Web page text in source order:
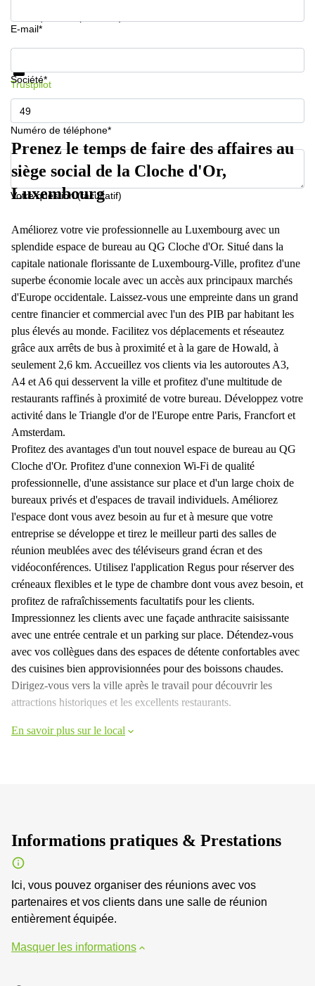
E-mail*
Société*
Numéro de téléphone*
Votre question (facultatif)
Informations et prix
Trustpilot
Prenez le temps de faire des affaires au
siège social de la Cloche d'Or,
Luxembourg
Améliorez votre vie professionnelle au Luxembourg avec un
splendide espace de bureau au QG Cloche d'Or. Situé dans la
capitale nationale florissante de Luxembourg-Ville, profitez d'une
superbe économie locale avec un accès aux principaux marchés
d'Europe occidentale. Laissez-vous une empreinte dans un grand
centre financier et commercial avec l'un des PIB par habitant les
plus élevés au monde. Facilitez vos déplacements et réseautez
grâce aux arrêts de bus à proximité et à la gare de Howald, à
seulement 2,6 km. Accueillez vos clients via les autoroutes A3,
A4 et A6 qui desservent la ville et profitez d'une multitude de
restaurants raffinés à proximité de votre bureau. Développez votre
activité dans le Triangle d'or de l'Europe entre Paris, Francfort et
Amsterdam.
Profitez des avantages d'un tout nouvel espace de bureau au QG
Cloche d'Or. Profitez d'une connexion Wi-Fi de qualité
professionnelle, d'une assistance sur place et d'un large choix de
bureaux privés et d'espaces de travail individuels. Améliorez
l'espace dont vous avez besoin au fur et à mesure que votre
entreprise se développe et tirez le meilleur parti des salles de
réunion meublées avec des téléviseurs grand écran et des
vidéoconférences. Utilisez l'application Regus pour réserver des
créneaux flexibles et le type de chambre dont vous avez besoin, et
profitez de rafraîchissements facultatifs pour les clients.
Impressionnez les clients avec une façade anthracite saisissante
avec une entrée centrale et un parking sur place. Détendez-vous
avec vos collègues dans des espaces de détente confortables avec
des cuisines bien approvisionnées pour des boissons chaudes.
Dirigez-vous vers la ville après le travail pour découvrir les
attractions historiques et les excellents restaurants.
En savoir plus sur le local
Informations pratiques & Prestations
Ici, vous pouvez organiser des réunions avec vos
partenaires et vos clients dans une salle de réunion
entièrement équipée.
Masquer les informations